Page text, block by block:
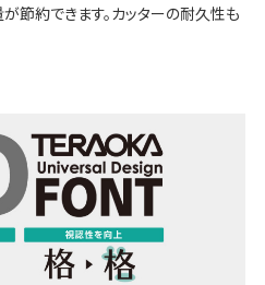
節約できます。カッターの耐久性も